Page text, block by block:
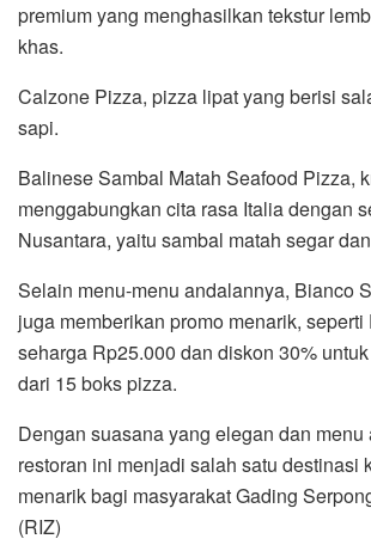
premium yang menghasilkan tekstur
khas.
Calzone Pizza, pizza lipat yang berisi
sapi.
Balinese Sambal Matah Seafood Pizza,
menggabungkan cita rasa Italia dengan
Nusantara, yaitu sambal matah segar
Selain menu-menu andalannya, Bianco
juga memberikan promo menarik,
seharga Rp25.000 dan diskon 30%
dari 15 boks pizza.
Dengan suasana yang elegan dan menu
restoran ini menjadi salah satu destinasi
menarik bagi masyarakat Gading
(RIZ)